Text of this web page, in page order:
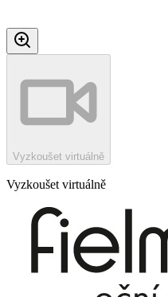
Vyzkoušet virtuálně
Vyzkoušet virtuálně